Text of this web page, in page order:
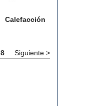
Calefacción
8 Siguiente >